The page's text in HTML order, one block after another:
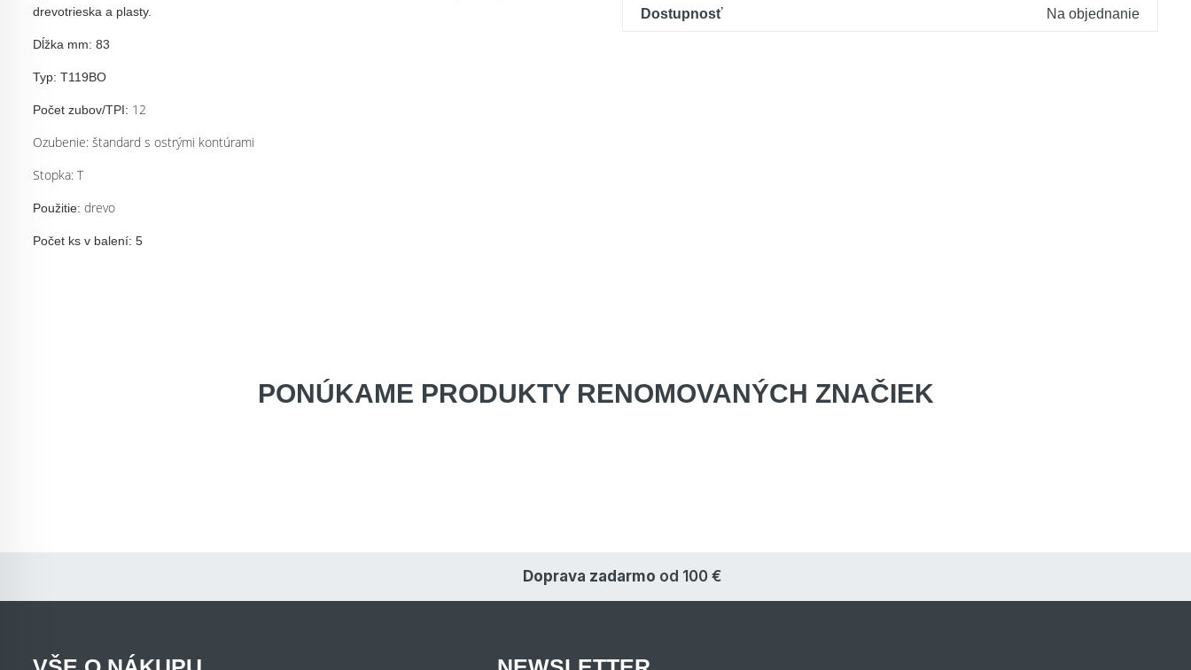
drevotrieska a plasty.
Dĺžka mm: 83
Typ: T119BO
Počet zubov/TPI: 12
Ozubenie: štandard s ostrými kontúrami
Stopka: T
Použitie: drevo
Počet ks v balení: 5
Dostupnosť Na objednanie
PONÚKAME PRODUKTY RENOMOVANÝCH ZNAČIEK
Doprava zadarmo od 100 €